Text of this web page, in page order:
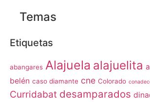
Temas
Etiquetas
abangares Alajuela alajuelita
belén caso diamante cne Colorado
Curridabat desamparados